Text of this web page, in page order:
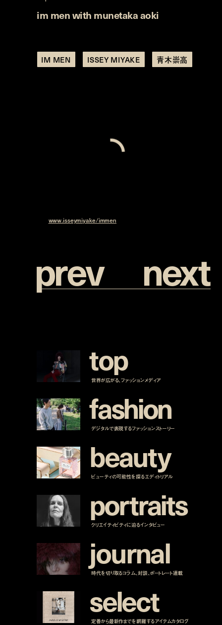
im men with munetaka aoki
IM MEN ISSEY MIYAKE 青木崇高
www.isseymiyake/immen
prev next
top
世界が広がる、ファッションメディア
fashion
デジタルで表現するファッションストーリー
beauty
ビューティの可能性を探るエディトリアル
portraits
クリエイティビティに迫るインタビュー
journal
時代を切り取るコラム、対談、ポートレート連載
select
定番から最新作までを網羅するアイテムカタログ